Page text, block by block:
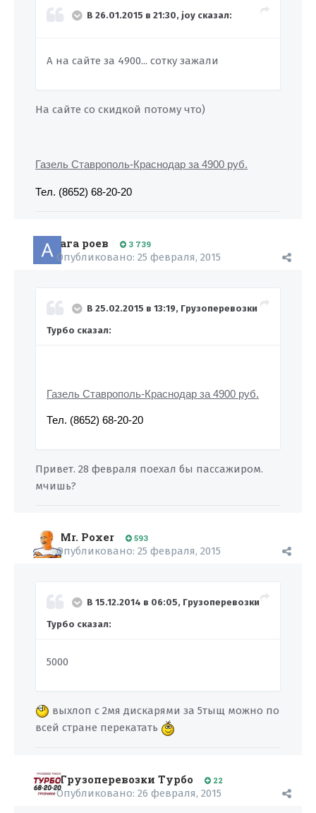
В 26.01.2015 в 21:30, joy сказал:
А на сайте за 4900... сотку зажали
На сайте со скидкой потому что)
Газель Ставрополь-Краснодар за 4900 руб.
Тел. (8652) 68-20-20
ага роев 3 739
Опубликовано: 25 февраля, 2015
В 25.02.2015 в 13:19, Грузоперевозки
Турбо сказал:
Газель Ставрополь-Краснодар за 4900 руб.
Тел. (8652) 68-20-20
Привет. 28 февраля поехал бы пассажиром.
мчишь?
Mr. Poxer 593
Опубликовано: 25 февраля, 2015
В 15.12.2014 в 06:05, Грузоперевозки
Турбо сказал:
5000
выхлоп с 2мя дискарями за 5тыщ можно по
всей стране перекатать
Грузоперевозки Турбо 22
Опубликовано: 26 февраля, 2015